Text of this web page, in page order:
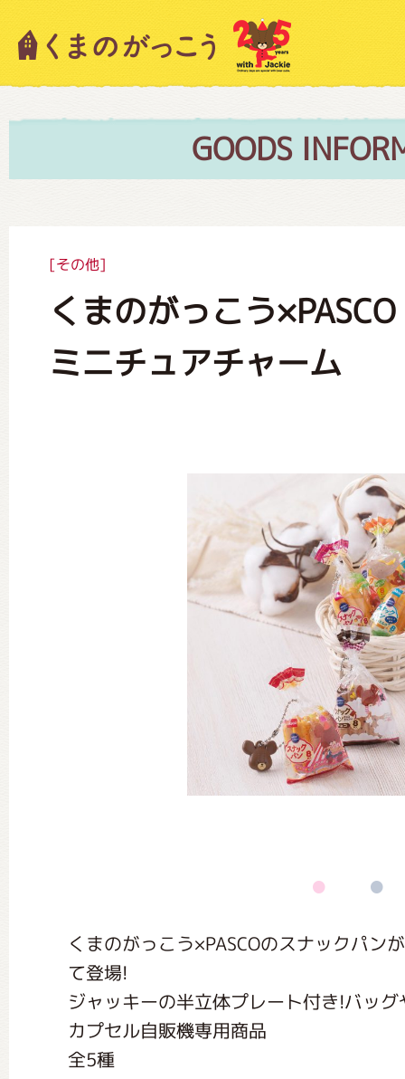
GOODS
[その他]
くまのがっこう
ミニチュアチャーム
くまのがっこう×PASCOのスナックパン
て登場!
ジャッキーの半立体プレート付き!バッ
カプセル自販機専用商品
全5種
キャラクター紹介
絵本・作家紹介
グッズインフォメーション
ミュージカル・コンサート
おたのしみコンテンツ(クイズ・
チア ジャッキーズ！
くまのがっこう 家庭科部